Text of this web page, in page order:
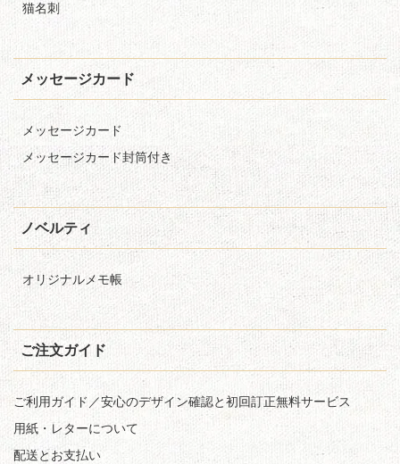
猫名刺
メッセージカード
メッセージカード
メッセージカード封筒付き
ノベルティ
オリジナルメモ帳
ご注文ガイド
ご利用ガイド／安心のデザイン確認と初回訂正無料サービス
用紙・レターについて
配送とお支払い